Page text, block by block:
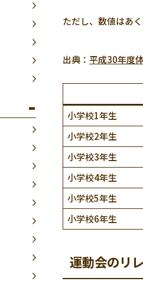
ただし、数値はあ
出典： 平成30年度
小学校1年生
小学校2年生
小学校3年生
小学校4年生
小学校5年生
小学校6年生
運動会のリ